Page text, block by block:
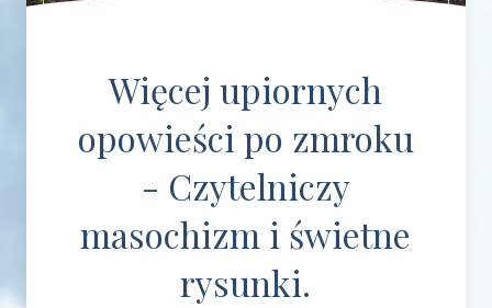
Więcej upiornych
opowieści po zmroku
- Czytelniczy
masochizm i świetne
rysunki.